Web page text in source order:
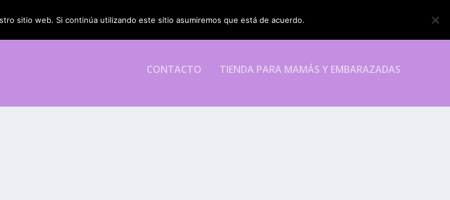
CONTACTO TIENDA PARA MAMÁS Y EMBARAZADAS
sitio web. Si continúa utilizando este sitio asumiremos que está de acuerdo.